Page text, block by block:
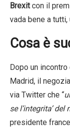
Brexitcon il
vada bene a
Cosa è
Dopo un
Madrid, il
via Twitter che “
se l’integrita’
presidente